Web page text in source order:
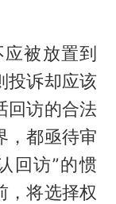
被放置到
投诉却应该
回访的合法
，都亟待审
回访”的惯
，将选择权